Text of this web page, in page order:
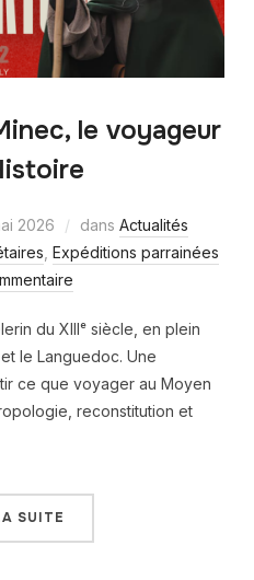
le voyageur
2026 dans Actualités
Expéditions parrainées
du XIIIᵉ siècle, en plein
le Languedoc. Une
ce que voyager au Moyen
reconstitution et
SUITE